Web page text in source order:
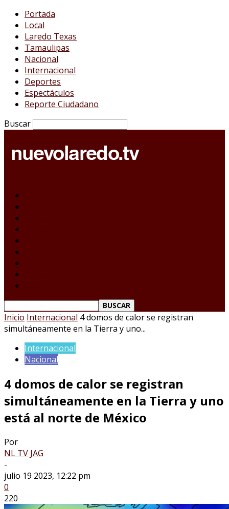
Portada
Local
Laredo Texas
Tamaulipas
Nacional
Internacional
Deportes
Espectáculos
Reporte Ciudadano
Buscar
Inicio Internacional 4 domos de calor se registran
simultáneamente en la Tierra y uno...
Internacional
Nacional
4 domos de calor se registran
simultáneamente en la Tierra y uno
está al norte de México
Por
NL TV JAG
-
julio 19 2023, 12:22 pm
0
220